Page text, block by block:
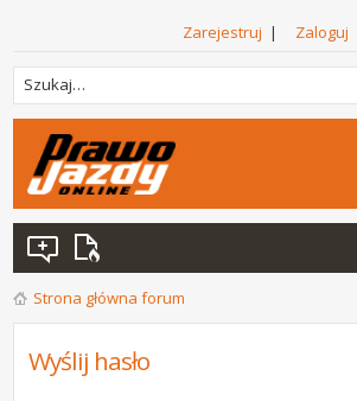
Zarejestruj | Zaloguj
Strona główna forum
Wyślij hasło